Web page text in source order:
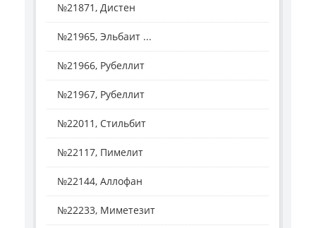
№21871, Дистен
№21965, Эльбаит ...
№21966, Рубеллит
№21967, Рубеллит
№22011, Стильбит
№22117, Пимелит
№22144, Аллофан
№22233, Миметезит